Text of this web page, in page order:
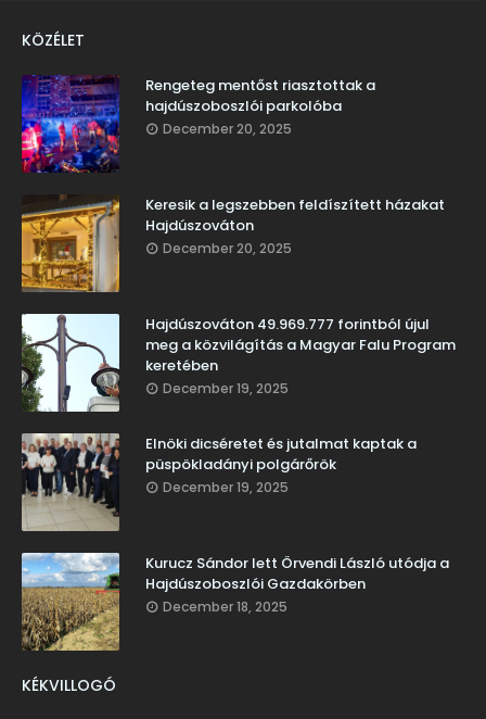
KÖZÉLET
Rengeteg mentőst riasztottak a
hajdúszoboszlói parkolóba
December 20, 2025
Keresik a legszebben feldíszített házakat
Hajdúszováton
December 20, 2025
Hajdúszováton 49.969.777 forintból újul
meg a közvilágítás a Magyar Falu Program
keretében
December 19, 2025
Elnöki dicséretet és jutalmat kaptak a
püspökladányi polgárőrök
December 19, 2025
Kurucz Sándor lett Örvendi László utódja a
Hajdúszoboszlói Gazdakörben
December 18, 2025
KÉKVILLOGÓ